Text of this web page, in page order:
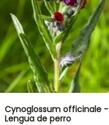
Cynoglossum officinale -
Lengua de perro